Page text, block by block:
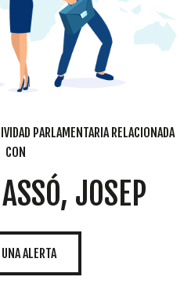
PARLAMENTARIA RELACIONADA
CON
JOSEP
ALERTA